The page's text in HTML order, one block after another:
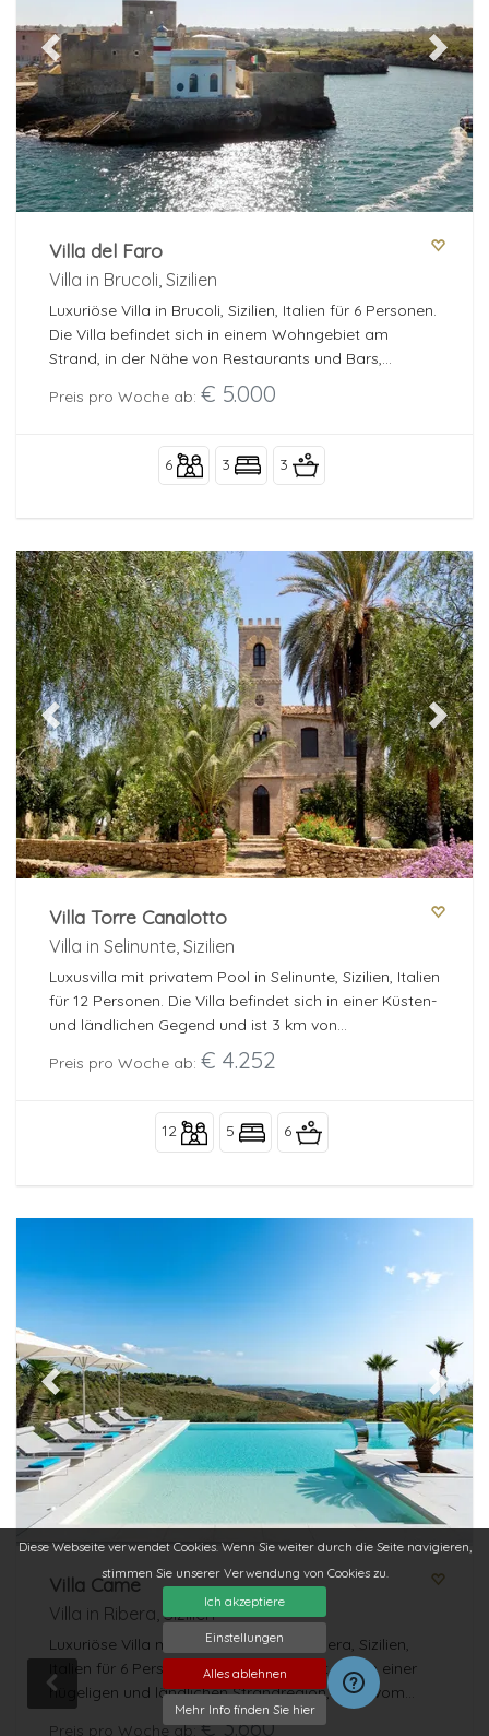
Diese Webseite verwendet Cookies. Wenn Sie weiter durch die Seite navigieren,
stimmen Sie unserer Verwendung von Cookies zu.
Ich akzeptiere
Einstellungen
Alles ablehnen
Mehr Info finden Sie hier
Previous Next
Villa del Faro
Villa in Brucoli, Sizilien
Luxuriöse Villa in Brucoli, Sizilien, Italien für 6 Personen.
Die Villa befindet sich in einem Wohngebiet am
Strand, in der Nähe von Restaurants und Bars,
Geschäften und Supermärkten, nur 25 m vom Rocky
Beach und 0,025 km vom Ionischen Meer entfernt.
Preis pro Woche ab: € 5.000
6 3 3
Previous Next
Villa Torre Canalotto
Villa in Selinunte, Sizilien
Luxusvilla mit privatem Pool in Selinunte, Sizilien, Italien
für 12 Personen. Die Villa befindet sich in einer Küsten-
und ländlichen Gegend und ist 3 km von
Castelvetrano entfernt.
Preis pro Woche ab: € 4.252
12 5 6
Previous Next
Villa Came
Villa in Ribera, Sizilien
Luxuriöse Villa mit privatem Pool in Ribera, Sizilien,
Italien für 6 Personen. Die Villa befindet sich in einer
hügeligen und ländlichen Strandregion, 3 km vom
Strand und 7 km von Ribera entfernt.
Preis pro Woche ab:€ 3.660